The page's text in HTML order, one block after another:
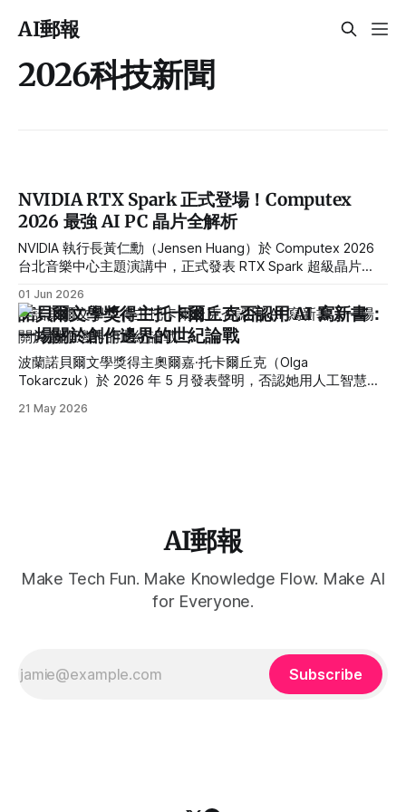
AI郵報
2026科技新聞
NVIDIA RTX Spark 正式登場！Computex
2026 最強 AI PC 晶片全解析
NVIDIA 執行長黃仁勳（Jensen Huang）於 Computex 2026
台北音樂中心主題演講中，正式發表 RTX Spark 超級晶片
場的里程碑之作，直接挑戰 Intel、AMD 與 Qualcomm 三大對
手。
01 Jun 2026
諾貝爾文學獎得主托卡爾丘克否認用 AI 寫新書：
一場關於創作邊界的世紀論戰
波蘭諾貝爾文學獎得主奧爾嘉·托卡爾丘克（Olga
Tokarczuk）於 2026 年 5 月發表聲明，否認她用人工智慧撰
件引發全球文學界對「AI 究竟是工具還是共同創作者」的激烈
21 May 2026
AI郵報
Make Tech Fun. Make Knowledge Flow. Make AI
for Everyone.
Subscribe